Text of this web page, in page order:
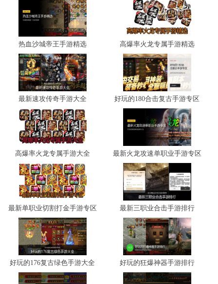
热血沙城帝王手游精选 高爆率火龙专属手游精选
最新速攻传奇手游大全 好玩的180合击复古手游专区
高爆率火龙专属手游大全 最新火龙攻速单职业手游专区
最新单职业切割打金手游专区 最新三职业合击手游排行
好玩的176复古绿色手游大全 好玩的狂爆神器手游排行